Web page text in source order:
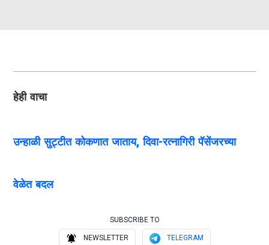
हेही वाचा
उन्हाळी सुट्टीत कोकणात जाताय, दिवा-रत्नागिरी पॅसेंजरच्या
वेळेत बदल
SUBSCRIBE TO
NEWSLETTER TELEGRAM